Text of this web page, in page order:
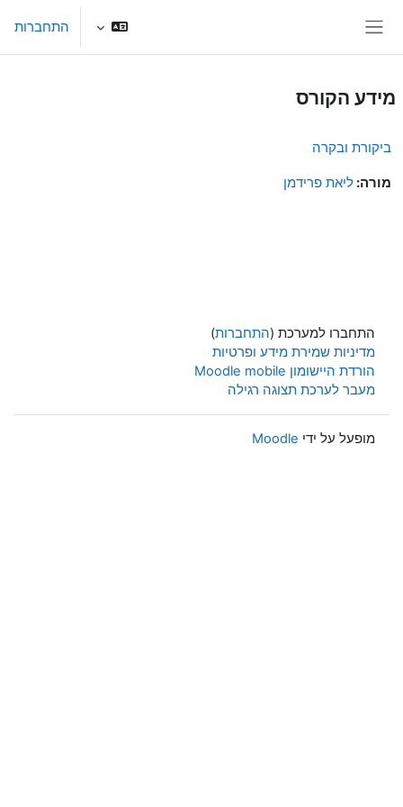
התחברות
מידע הקורס
ביקורת ובקרה
מורה: ליאת פרידמן
התחברו למערכת (התחברות)
מדיניות שמירת מידע ופרטיות
הורדת היישומון Moodle mobile
מעבר לערכת תצוגה רגילה
מופעל על ידי Moodle